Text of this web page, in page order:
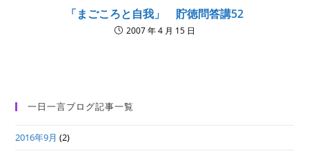
「まごころと自我」 貯徳問答講52
2007 年 4 月 15 日
一日一言ブログ記事一覧
2016年9月 (2)